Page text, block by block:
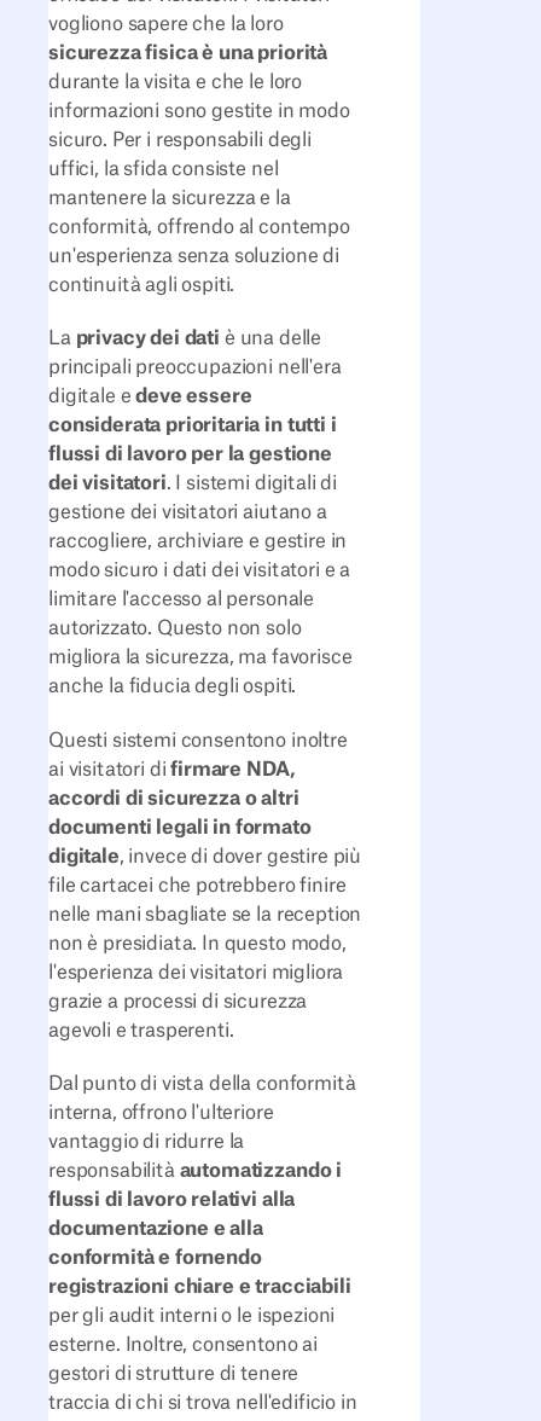
vogliono sapere che la loro
sicurezza fisica è una priorità
durante la visita e che le loro
informazioni sono gestite in modo
sicuro. Per i responsabili degli
uffici, la sfida consiste nel
mantenere la sicurezza e la
conformità, offrendo al contempo
un'esperienza senza soluzione di
continuità agli ospiti.
La privacy dei dati è una delle
principali preoccupazioni nell'era
digitale edeve essere
considerata prioritaria in tutti i
flussi di lavoro per la gestione
dei visitatori. I sistemi digitali di
gestione dei visitatori aiutano a
raccogliere, archiviare e gestire in
modo sicuro i dati dei visitatori e a
limitare l'accesso al personale
autorizzato. Questo non solo
migliora la sicurezza, ma favorisce
anche la fiducia degli ospiti.
Questi sistemi consentono inoltre
ai visitatori difirmare NDA,
accordi di sicurezza o altri
documenti legali in formato
digitale, invece di dover gestire più
file cartacei che potrebbero finire
nelle mani sbagliate se la reception
non è presidiata. In questo modo,
l'esperienza dei visitatori migliora
grazie a processi di sicurezza
agevoli e trasperenti.
Dal punto di vista della conformità
interna, offrono l'ulteriore
vantaggio di ridurre la
responsabilità automatizzando i
flussi di lavoro relativi alla
documentazione e alla
conformità e fornendo
registrazioni chiare e tracciabili
per gli audit interni o le ispezioni
esterne. Inoltre, consentono ai
gestori di strutture di tenere
traccia di chi si trova nell'edificio in